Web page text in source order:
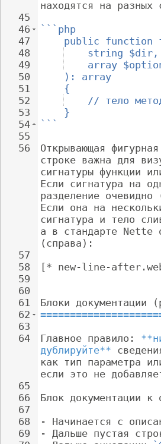
45
46
47
48
49
50
51
52
53
54
55
56
57
58
59
60
61
62
63
64
65
66
67
68
69
находятся на разных
```php
public function
string $dir,
array
): array
{
// тело
}
```
Открывающая
строке важна для
сигнатуры функции
Если сигнатура на
разделение
Если она на
сигнатура и тело
а в стандарте Nette
(справа):
[* new-line-
Блоки документации
Главное правило:
дублируйте**
как тип параметра
если это не
Блок документации к
- Начинается с
- Дальше пустая